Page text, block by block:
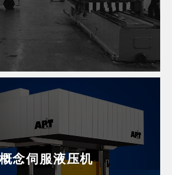
念伺服液压机